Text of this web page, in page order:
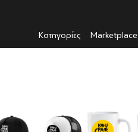
Κατηγορίες Marketplace